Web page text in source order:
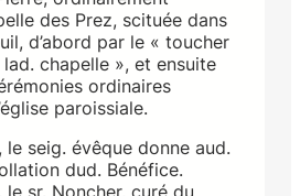
des Prez, scituée dans
d’abord par le « toucher
chapelle », et ensuite
ordinaires
paroissiale.
le seig. évêque donne aud.
dud. Bénéfice.
le sr. Noncher, curé du